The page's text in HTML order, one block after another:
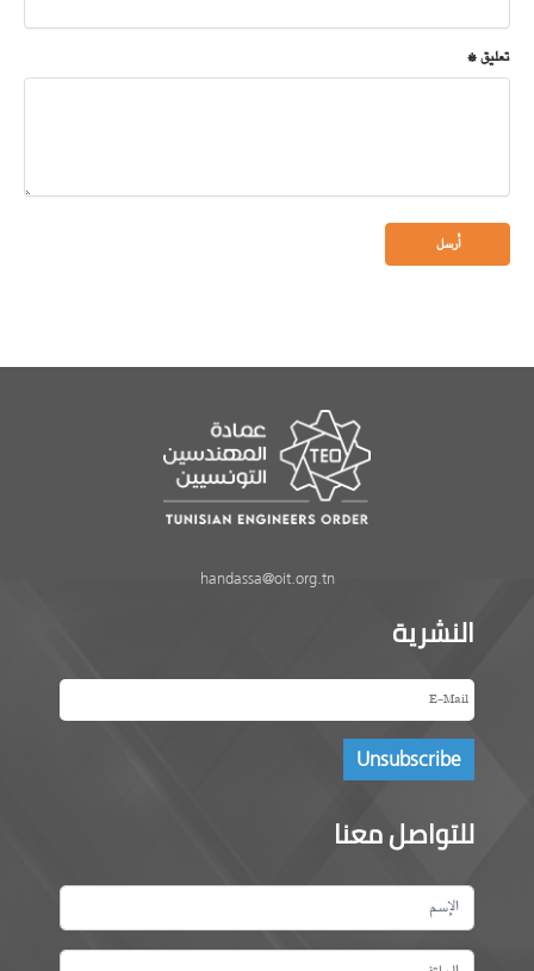
تعليق *
handassa@oit.org.tn
النشرية
للتواصل معنا